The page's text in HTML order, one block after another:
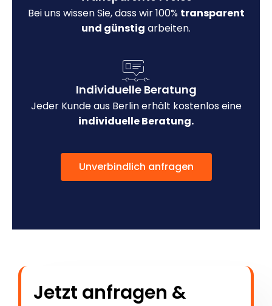
Bei uns wissen Sie, dass wir 100% transparent
und günstig arbeiten.
Individuelle Beratung
Jeder Kunde aus Berlin erhält kostenlos eine
individuelle Beratung.
Unverbindlich anfragen
Jetzt anfragen &